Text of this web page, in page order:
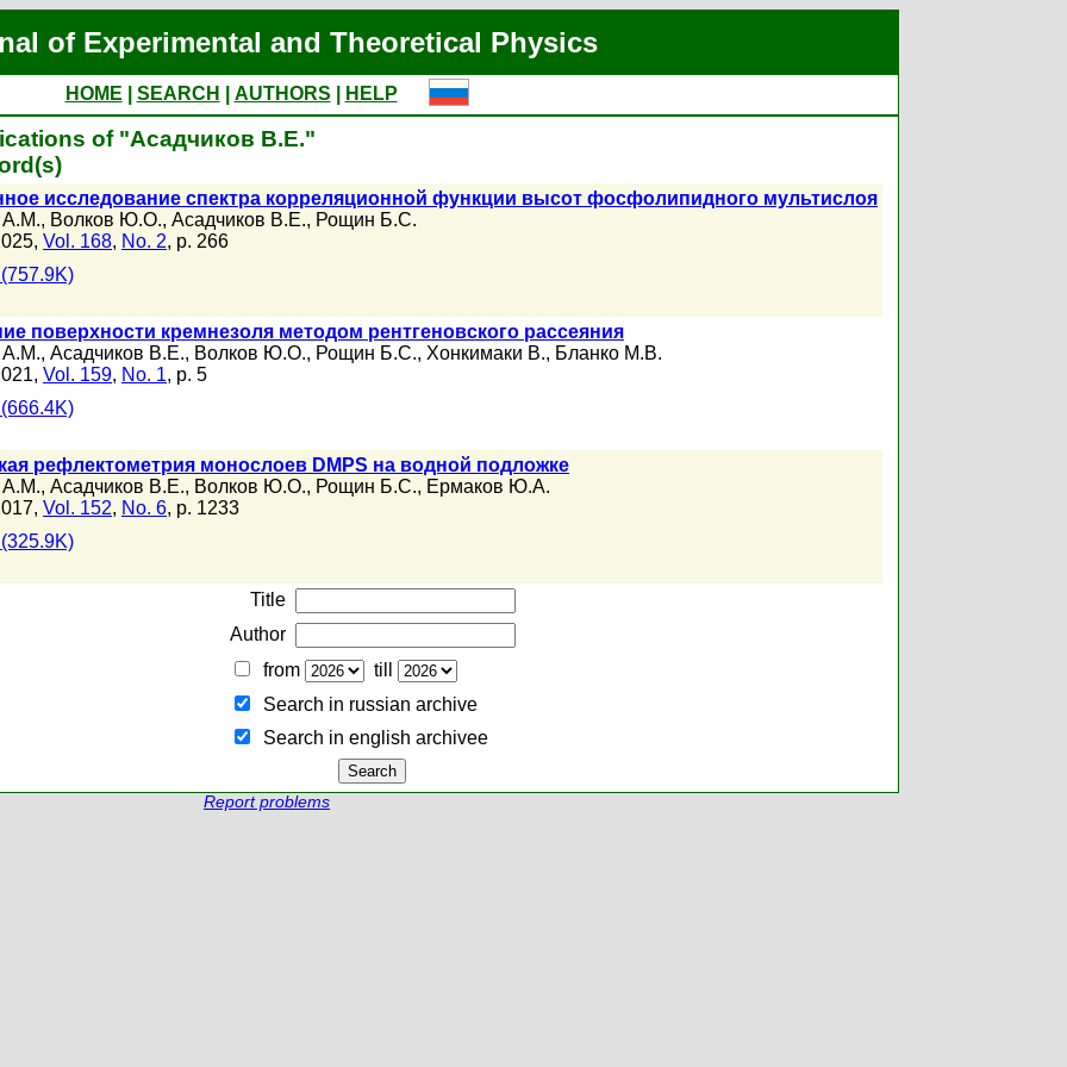
of Experimental and Theoretical Physics
HOME SEARCH AUTHORS HELP
of "Асадчиков В.Е."
исследование спектра корреляционной функции высот фосфолипидного мультислоя
А.М., Волков Ю.О., Асадчиков В.Е., Рощин Б.С.
Vol. 168, No. 2, p. 266
поверхности кремнезоля методом рентгеновского рассеяния
А.М., Асадчиков В.Е., Волков Ю.О., Рощин Б.С., Хонкимаки В., Бланко М.В.
Vol. 159, No. 1, p. 5
рефлектометрия монослоев DMPS на водной подложке
А.М., Асадчиков В.Е., Волков Ю.О., Рощин Б.С., Ермаков Ю.А.
Vol. 152, No. 6, p. 1233
Title
Author
from
till
Search in russian archive
Search in english archiveе
Report problems